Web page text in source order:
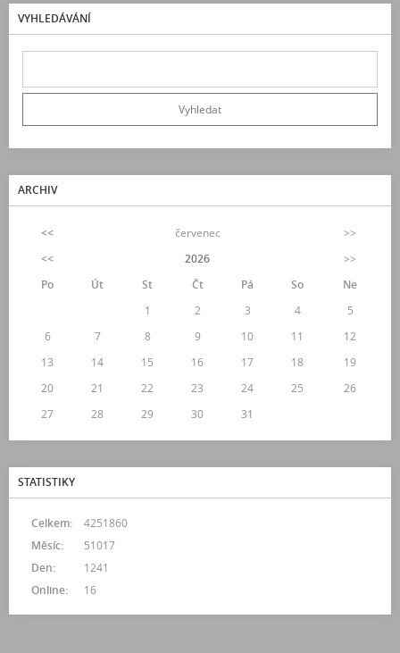
VYHLEDÁVÁNÍ
ARCHIV
<< červenec
>>
<<
2026
>>
Po
Út St Čt Pá So
Ne
1
2 3 4
5
6
7 8 9 10 11
12
13
14 15 16 17 18
19
20
21 22 23 24 25
26
27
28 29 30 31
STATISTIKY
Online: 16
Celkem:
4251860
Měsíc:
51017
Den:
1241